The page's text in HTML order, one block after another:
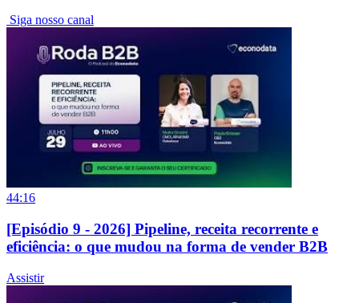
Siga nosso canal
44:16
[Episódio 9 - 2026] Pipeline, receita recorrente e
eficiência: o que mudou na forma de vender B2B
Assistir